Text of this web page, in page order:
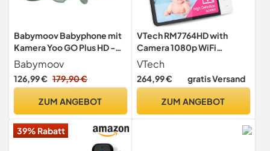
Babymoov Babyphone mit
Kamera Yoo GO Plus HD -
5"-Display in HD-Qualität
720px, 8 Stunden
Akkulaufzeit, Sleep
Babymoov
126,99 € 179,90 €
ZUM ANGEBOT
VTech RM7764HD with
Camera 1080p WiFi
Remote Access, 7 Inch
Video, 360° Pan and Tilt,
with Camera HD Night
Temperature Sensor, iOS &
VTech
264,99 € gratis Versand
ZUM ANGEBOT
39% Rabatt